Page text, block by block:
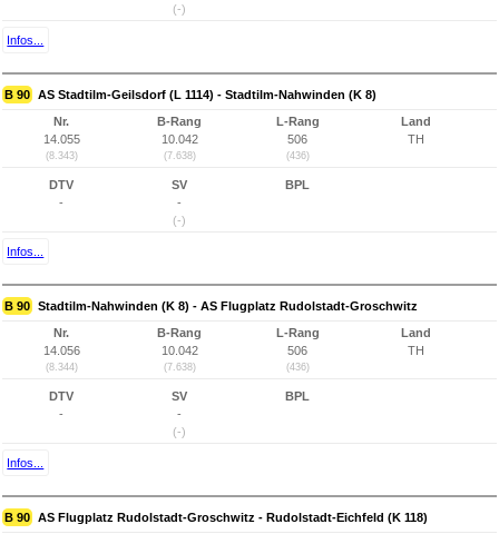
(-)
Infos...
B 90 AS Stadtilm-Geilsdorf (L 1114) - Stadtilm-Nahwinden (K 8)
Nr.
14.055
(8.343)
B-Rang
10.042
(7.638)
L-Rang
506
(436)
Land
TH
DTV
-
SV
-
(-)
BPL
Infos...
B 90 Stadtilm-Nahwinden (K 8) - AS Flugplatz Rudolstadt-Groschwitz
Nr.
14.056
(8.344)
B-Rang
10.042
(7.638)
L-Rang
506
(436)
Land
TH
DTV
-
SV
-
(-)
BPL
Infos...
B 90 AS Flugplatz Rudolstadt-Groschwitz - Rudolstadt-Eichfeld (K 118)